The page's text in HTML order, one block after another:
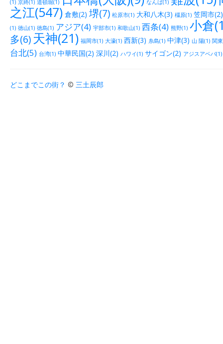
(1) 京終(1) 道頓堀(1) なんば(1)
之江(547) 倉敷(2) 堺(7) 松原市(1) 大和八木(3) 橿原(1) 笠岡市(2)
(1) 徳山(1) 徳島(1) アジア(4) 宇部市(1) 和歌山(1) 西条(4) 熊野(1) 小倉
多(6) 天神(21) 福岡市(1) 大濠(1) 西新(3) 糸島(1) 中津(3) 山 陽(1) 関
台北(5) 台湾(1) 中華民国(2) 深川(2) ハワイ(1) サイゴン(2) アジスアベバ(1)
どこまでこの街？ © 三土辰郎